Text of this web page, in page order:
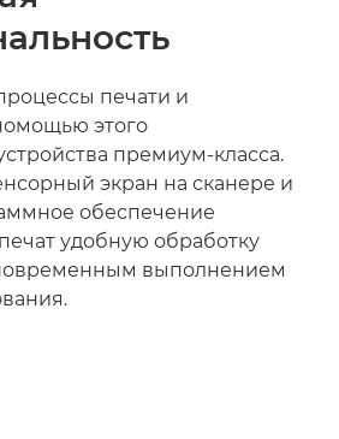
печати и
этого
премиум-класса.
экран на сканере и
обеспечение
удобную обработку
выполнением